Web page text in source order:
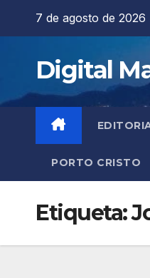
7 de agosto de 2026
Digital
PORTO CRISTO
Etiqueta: